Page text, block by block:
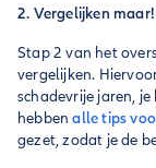
2. Vergelijken maar!
Stap 2 van het
vergelijken.
schadevrije jaren,
hebbenalle tips
gezet, zodat je de